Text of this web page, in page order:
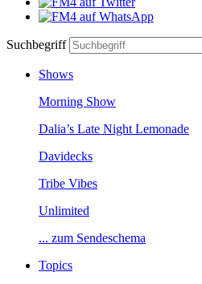
Suchbegriff
Shows
MorningShow
Dalia’sLateNightLemonade
Davidecks
TribeVibes
Unlimited
...zumSendeschema
Topics